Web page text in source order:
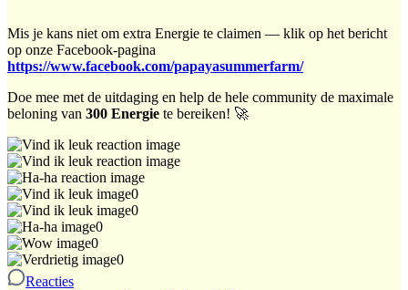
Mis je kans niet om extra Energie te claimen — klik op het bericht
op onze Facebook-pagina
https://www.facebook.com/papayasummerfarm/
Doe mee met de uitdaging en help de hele community de maximale
beloning van 300 Energie te bereiken! 🚀
0
0
0
0
0
Reacties